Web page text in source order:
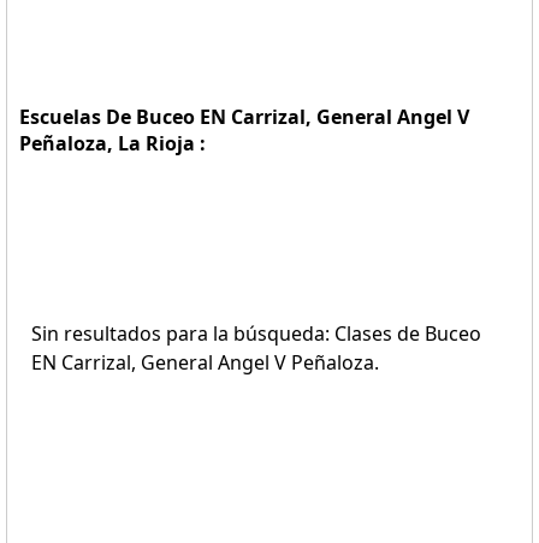
Escuelas De Buceo EN Carrizal, General Angel V
Peñaloza, La Rioja :
Sin resultados para la búsqueda: Clases de Buceo
EN Carrizal, General Angel V Peñaloza.